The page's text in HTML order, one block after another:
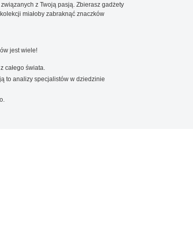
z Twoją pasją. Zbierasz gadżety
miałoby zabraknąć znaczków
jest wiele!
całego świata.
to analizy specjalistów w dziedzinie